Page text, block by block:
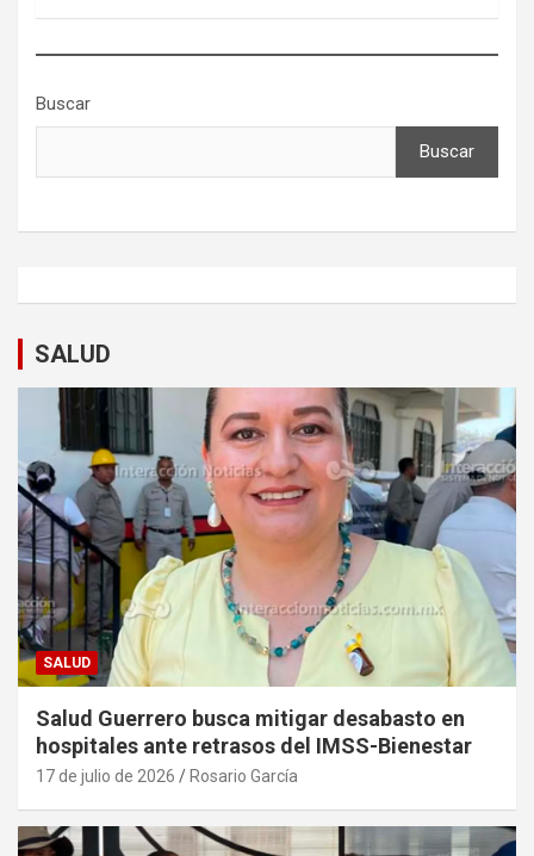
Buscar
Buscar
SALUD
SALUD
Salud Guerrero busca mitigar desabasto en
hospitales ante retrasos del IMSS-Bienestar
17 de julio de 2026 Rosario García